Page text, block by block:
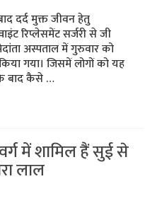
दर्द मुक्त जीवन हेतु
रिप्लेसमेंट सर्जरी से जी
अस्पताल में गुरुवार को
गया। जिसमें लोगों को यह
के बाद कैसे …
में शामिल हैं सुई से
लाल